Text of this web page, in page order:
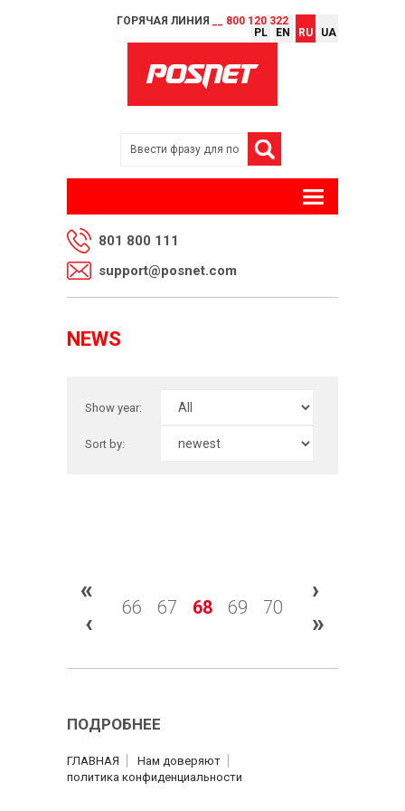
ГОРЯЧАЯ ЛИНИЯ __ 800 120 322
PL
EN RU UA
801 800 111
support@posnet.com
NEWS
Show year:
Sort by:
«
‹
66 67 68 69 70
›
»
ПОДРОБНЕЕ
ГЛАВНАЯ
Нам доверяют
политика конфиденциальности